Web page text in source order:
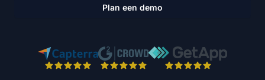
Plan een demo